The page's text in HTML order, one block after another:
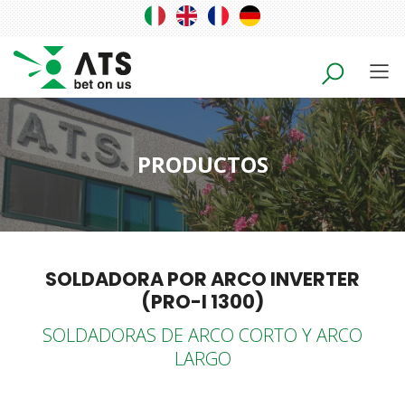
PRODUCTOS
SOLDADORA POR ARCO INVERTER
(PRO-I 1300)
SOLDADORAS DE ARCO CORTO Y ARCO
LARGO